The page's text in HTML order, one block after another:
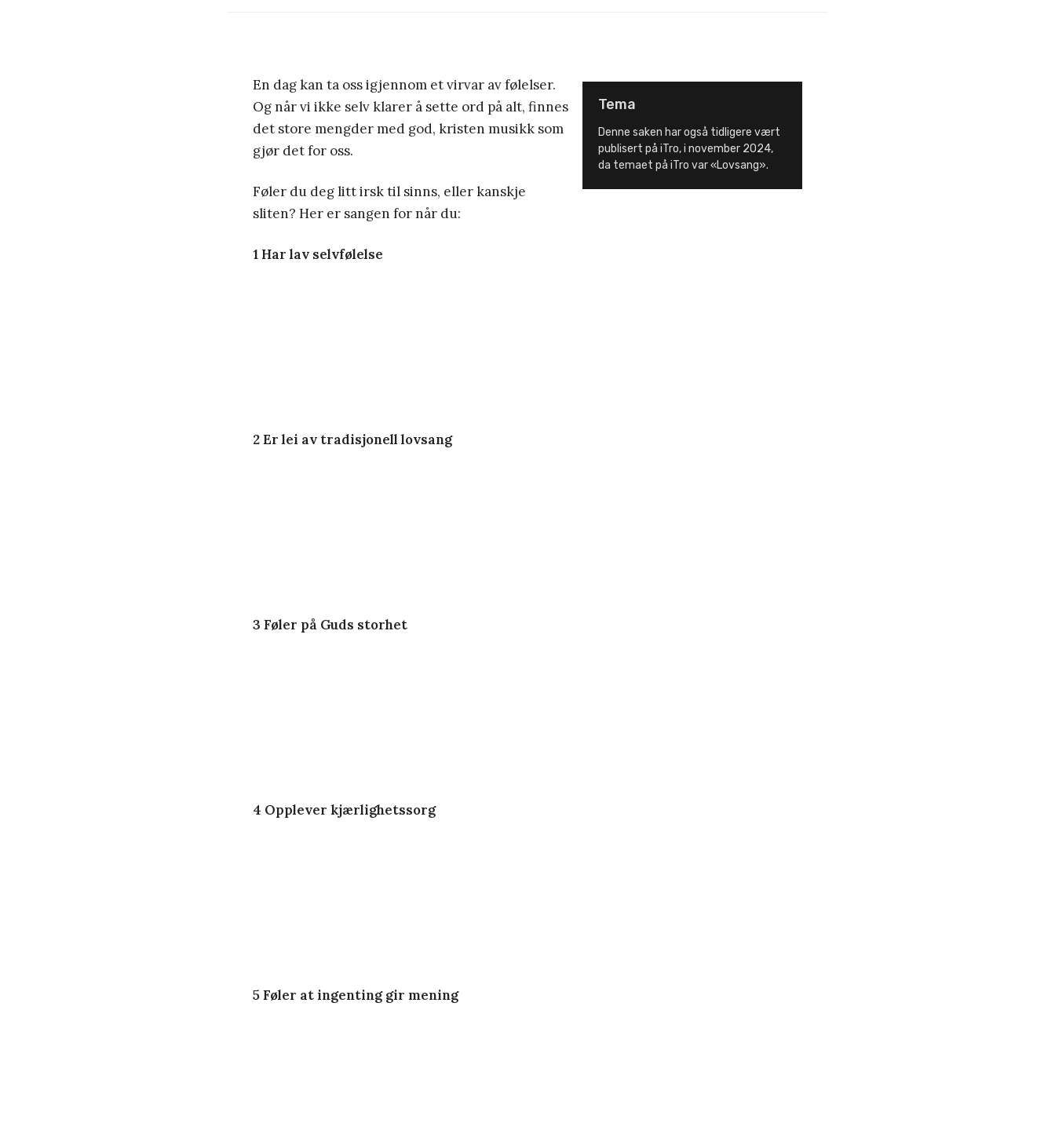
Tema
Denne saken har også tidligere vært
publisert på iTro, i november 2024,
da temaet på iTro var «Lovsang».
En dag kan ta oss igjennom et virvar av følelser.
Og når vi ikke selv klarer å sette ord på alt, finnes
det store mengder med god, kristen musikk som
gjør det for oss.
Føler du deg litt irsk til sinns, eller kanskje
sliten? Her er sangen for når du:
1 Har lav selvfølelse
2 Er lei av tradisjonell lovsang
3 Føler på Guds storhet
4 Opplever kjærlighetssorg
5 Føler at ingenting gir mening